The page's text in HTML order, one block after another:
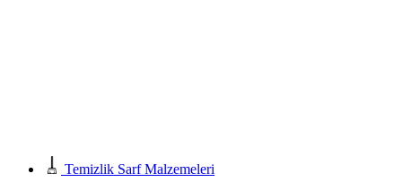
Temizlik Sarf Malzemeleri